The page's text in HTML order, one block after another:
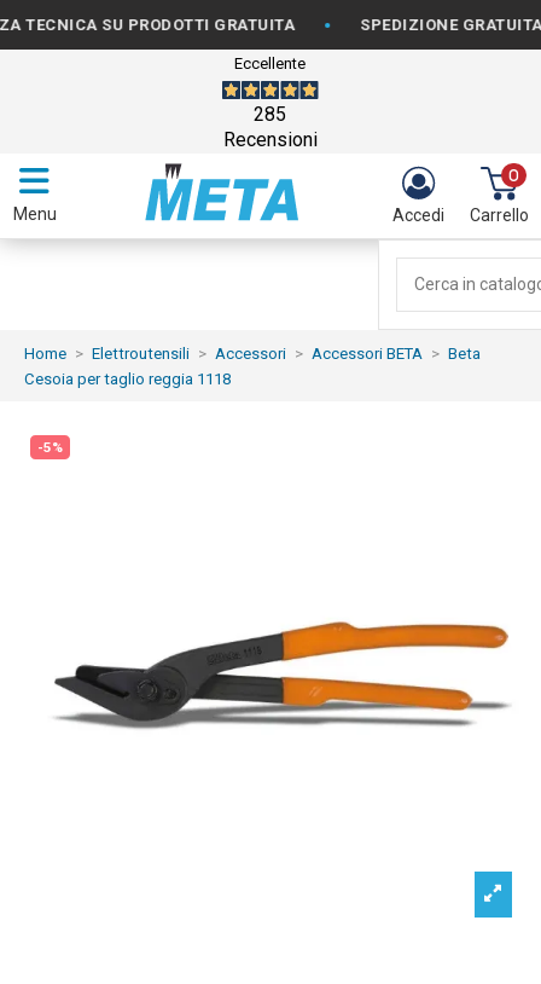
SU PRODOTTI GRATUITA • SPEDIZIONE GRATUITA
Eccellente
285
Recensioni
Menu Accedi
0
Carrello
Home Elettroutensili Accessori Accessori BETA
Beta
Cesoia per taglio reggia 1118
-5%